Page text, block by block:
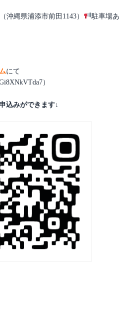
縄県浦添市前田1143）
駐車場あ
にて
）
込みができます↓